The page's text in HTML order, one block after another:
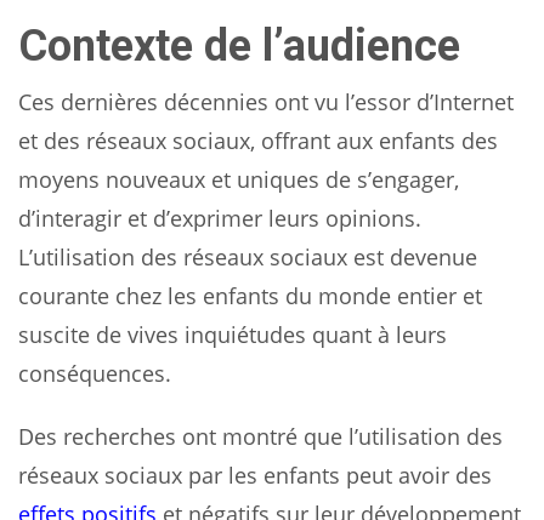
Contexte de l’audience
Ces dernières décennies ont vu l’essor d’Internet
et des réseaux sociaux, offrant aux enfants des
moyens nouveaux et uniques de s’engager,
d’interagir et d’exprimer leurs opinions.
L’utilisation des réseaux sociaux est devenue
courante chez les enfants du monde entier et
suscite de vives inquiétudes quant à leurs
conséquences.
Des recherches ont montré que l’utilisation des
réseaux sociaux par les enfants peut avoir des
effets positifs et négatifs sur leur développement